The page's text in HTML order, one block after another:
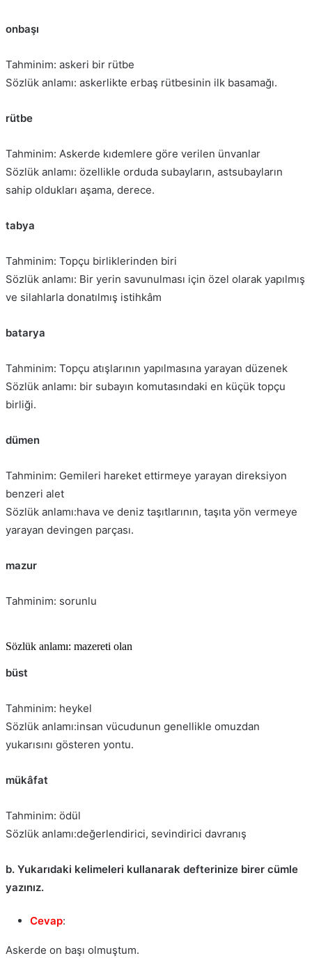
onbaşı
Tahminim: askeri bir rütbe
Sözlük anlamı: askerlikte erbaş rütbesinin ilk basamağı.
rütbe
Tahminim: Askerde kıdemlere göre verilen ünvanlar
Sözlük anlamı: özellikle orduda subayların, astsubayların
sahip oldukları aşama, derece.
tabya
Tahminim: Topçu birliklerinden biri
Sözlük anlamı: Bir yerin savunulması için özel olarak yapılmış
ve silahlarla donatılmış istihkâm
batarya
Tahminim: Topçu atışlarının yapılmasına yarayan düzenek
Sözlük anlamı: bir subayın komutasındaki en küçük topçu
birliği.
dümen
Tahminim: Gemileri hareket ettirmeye yarayan direksiyon
benzeri alet
Sözlük anlamı:hava ve deniz taşıtlarının, taşıta yön vermeye
yarayan devingen parçası.
mazur
Tahminim: sorunlu
Sözlük anlamı: mazereti olan
büst
Tahminim: heykel
Sözlük anlamı:insan vücudunun genellikle omuzdan
yukarısını gösteren yontu.
mükâfat
Tahminim: ödül
Sözlük anlamı:değerlendirici, sevindirici davranış
b. Yukarıdaki kelimeleri kullanarak defterinize birer cümle
yazınız.
Cevap:
Askerde on başı olmuştum.